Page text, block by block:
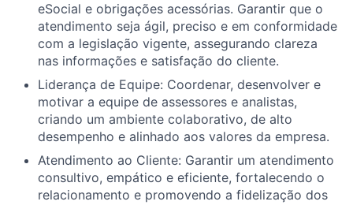
eSocial e obrigações acessórias. Garantir que o
atendimento seja ágil, preciso e em conformidade
com a legislação vigente, assegurando clareza
nas informações e satisfação do cliente.
Liderança de Equipe: Coordenar, desenvolver e
motivar a equipe de assessores e analistas,
criando um ambiente colaborativo, de alto
desempenho e alinhado aos valores da empresa.
Atendimento ao Cliente: Garantir um atendimento
consultivo, empático e eficiente, fortalecendo o
relacionamento e promovendo a fidelização dos